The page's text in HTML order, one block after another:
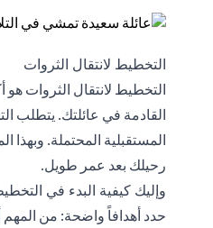
التخطيط لانتقال الثروات
التخطيط لانتقال الثروات
القادمة في عائلتك. يتطلب
المستقبلية المحتملة. وبهذا
رحيلك بعد عمر طويل.
وإليك كيفية البدء في
حدد أهدافاً واضحة: من